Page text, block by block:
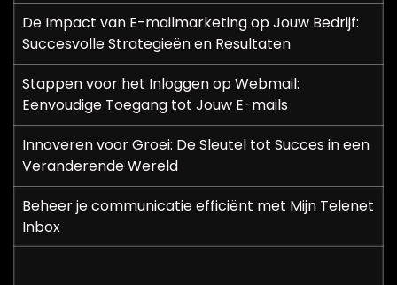
De Impact van E-mailmarketing op Jouw Bedrijf:
Succesvolle Strategieën en Resultaten
Stappen voor het Inloggen op Webmail:
Eenvoudige Toegang tot Jouw E-mails
Innoveren voor Groei: De Sleutel tot Succes in een
Veranderende Wereld
Beheer je communicatie efficiënt met Mijn Telenet
Inbox